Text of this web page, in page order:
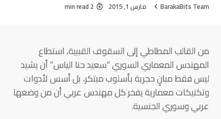
BarakaBits Team مارس 1, 2015 2 min read
من القالب المطاطي إلى السقوف القببية، استطاع
المهندس المعماري السوري “سعيد حنا الياس” أن يشيد
ليس فقط مبانٍ حجرية بأسلوب مبتكر، بل أسس لأدوات
وتكنيكات معمارية يفخر كل مهندس عربي أن من وضعها
عربي وسوري الجنسية.